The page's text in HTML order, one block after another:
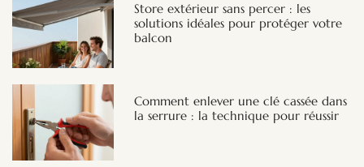
Store extérieur sans percer : les
solutions idéales pour protéger votre
balcon
Comment enlever une clé cassée dans
la serrure : la technique pour réussir